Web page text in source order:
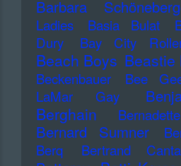
Barbara
Ladies
Basia Bulat
Dury
Bay City
Beach Boys Beastie
Beckenbauer Bee
LaMar Gay
Berghain
Bernard Sumner
Berq
Bertrand